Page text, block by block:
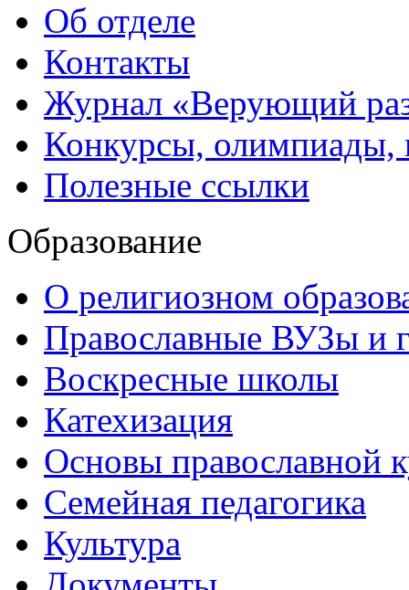
Об отделе
Контакты
Журнал «Верующий
Конкурсы, олимпиады,
Полезные ссылки
Образование
О религиозном
Православные ВУЗы и
Воскресные школы
Катехизация
Основы православной
Семейная педагогика
Культура